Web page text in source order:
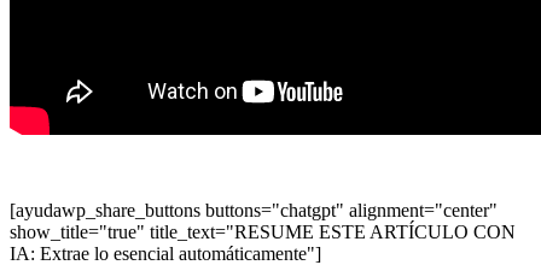
[ayudawp_share_buttons buttons="chatgpt" alignment="center"
show_title="true" title_text="RESUME ESTE ARTÍCULO CON
IA: Extrae lo esencial automáticamente"]